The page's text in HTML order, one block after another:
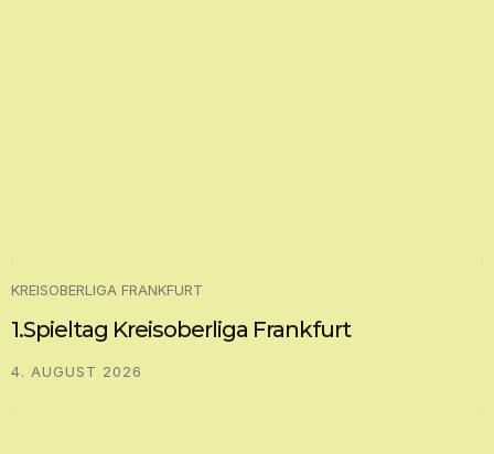
KREISOBERLIGA FRANKFURT
1.Spieltag Kreisoberliga Frankfurt
4. AUGUST 2026